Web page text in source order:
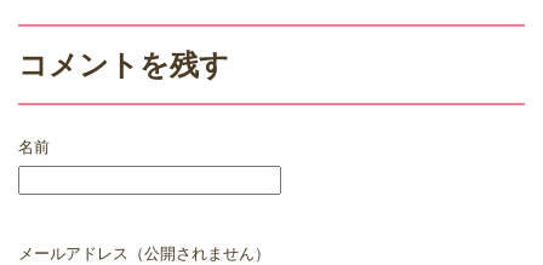
コメントを残す
名前
メールアドレス（公開されません）